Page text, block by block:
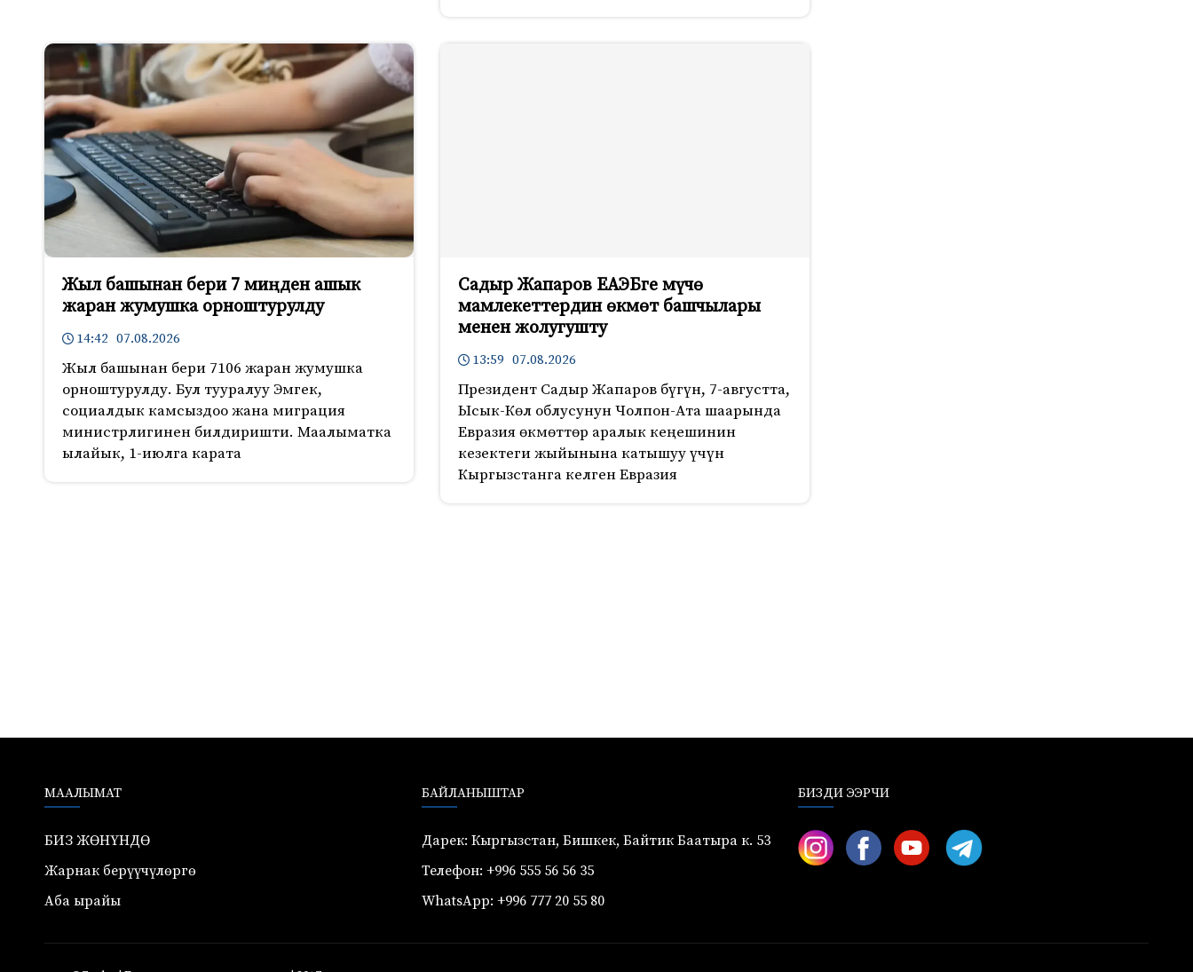
Жыл башынан бери 7 миңден ашык
жаран жумушка орноштурулду
14:42 07.08.2026
Жыл башынан бери 7106 жаран жумушка
орноштурулду. Бул тууралуу Эмгек,
социалдык камсыздоо жана миграция
министрлигинен билдиришти. Маалыматка
ылайык, 1-июлга карата
Садыр Жапаров ЕАЭБге мүчө
мамлекеттердин өкмөт башчылары
менен жолугушту
13:59 07.08.2026
Президент Садыр Жапаров бүгүн, 7-августта,
Ысык-Көл облусунун Чолпон-Ата шаарында
Евразия өкмөттөр аралык кеңешинин
кезектеги жыйынына катышуу үчүн
Кыргызстанга келген Евразия
МААЛЫМАТ
БИЗ ЖӨНҮНДӨ
Жарнак берүүчүлөргө
Аба ырайы
БАЙЛАНЫШТАР
Дарек: Кыргызстан, Бишкек, Байтик Баатыра к. 53
Телефон: +996 555 56 56 35
WhatsApp: +996 777 20 55 80
БИЗДИ ЭЭРЧИ